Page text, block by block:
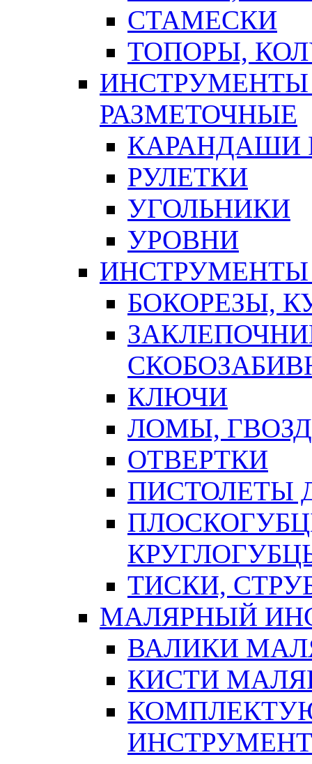
СТАМЕСКИ
ТОПОРЫ,
ИНСТРУМЕНТЫ
РАЗМЕТОЧНЫЕ
КАРАНДАШИ
РУЛЕТКИ
УГОЛЬНИКИ
УРОВНИ
БОКОРЕЗЫ,
КЛЮЧИ
ЛОМЫ,
ОТВЕРТКИ
ПИСТОЛЕТЫ
ТИСКИ,
МАЛЯРНЫЙ
ВАЛИКИ
КИСТИ